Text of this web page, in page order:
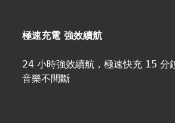
極速充電 強效續航
24 小時強效續航，極速快充 15 分
音樂不間斷